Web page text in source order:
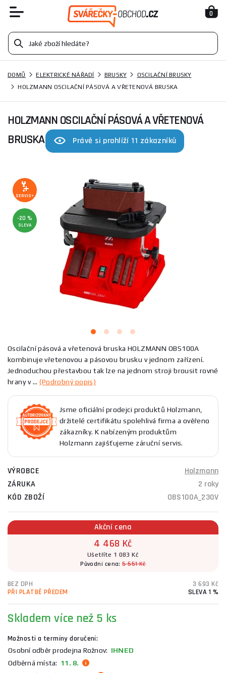
0
DOMŮ ELEKTRICKÉ NÁŘADÍ BRUSKY
OSCILAČNÍ BRUSKY
HOLZMANN OSCILAČNÍ PÁSOVÁ A VŘETENOVÁ BRUSKA
HOLZMANN OSCILAČNÍ PÁSOVÁ A VŘETENOVÁ
BRUSKA
Právě si prohlíží 11 zákazníků
SERVIS+
-20 %
SLEVA
Oscilační pásová a vřetenová bruska HOLZMANN OBS100A
kombinuje vřetenovou a pásovou brusku v jednom zařízení.
Jednoduchou přestavbou tak lze na jednom stroji brousit rovné
hrany v ...(Podrobný popis)
Jsme oficiální prodejci produktů Holzmann,
držitelé certifikátu spolehlivá firma a ověřeno
zákazníky. K nabízeným produktům
Holzmann zajišťujeme záruční servis.
VÝROBCE
Holzmann
ZÁRUKA
2 roky
KÓD ZBOŽÍ
OBS100A_230V
Akční cena
4 468 Kč
Ušetříte 1 083 Kč
Původní cena:5 551 Kč
BEZ DPH
3 693 Kč
PŘI PLATBĚ PŘEDEM
SLEVA 1 %
Skladem více než 5 ks
Možnosti a termíny doručení:
Osobní odběr prodejna Rožnov: IHNED
Odběrná místa: 11. 8.